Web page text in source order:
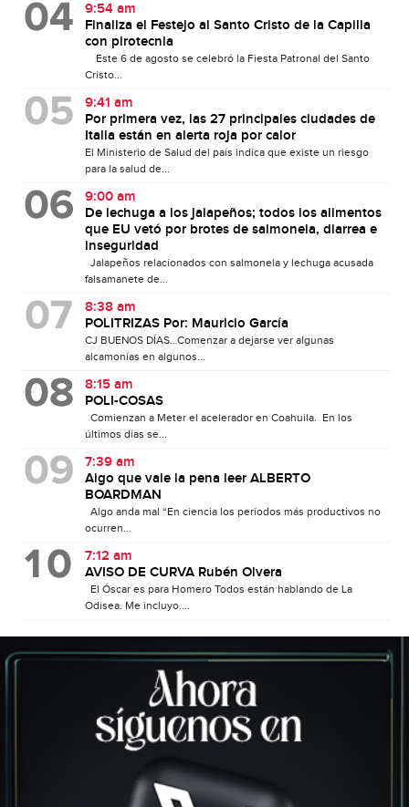
9:54 am
Finaliza el Festejo al Santo Cristo de la Capilla
con pirotecnia
Este 6 de agosto se celebró la Fiesta Patronal del Santo
Cristo...
9:41 am
Por primera vez, las 27 principales ciudades de
Italia están en alerta roja por calor
El Ministerio de Salud del país indica que existe un riesgo
para la salud de...
9:00 am
De lechuga a los jalapeños; todos los alimentos
que EU vetó por brotes de salmonela, diarrea e
inseguridad
Jalapeños relacionados con salmonela y lechuga acusada
falsamanete de...
8:38 am
POLITRIZAS Por: Mauricio García
CJ BUENOS DÍAS…Comenzar a dejarse ver algunas
alcamonías en algunos...
8:15 am
POLI-COSAS
Comienzan a Meter el acelerador en Coahuila. En los
últimos días se...
7:39 am
Algo que vale la pena leer ALBERTO
BOARDMAN
Algo anda mal “En ciencia los períodos más productivos no
ocurren...
7:12 am
AVISO DE CURVA Rubén Olvera
El Óscar es para Homero Todos están hablando de La
Odisea. Me incluyo....